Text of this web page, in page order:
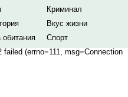
Криминал
Вкус жизни
Спорт
(errno=111, msg=Connection